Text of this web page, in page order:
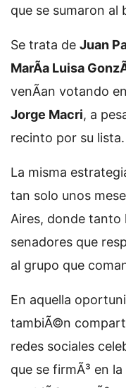
que se sumaron al
Se trata de Juan
MarÃ­a Luisa
venÃ­an votando
Jorge Macri, a
recinto por su lista.
La misma
tan solo unos
Aires, donde tanto
senadores que
al grupo que
En aquella
tambiÃ©n
redes sociales
que se firmÃ³ en